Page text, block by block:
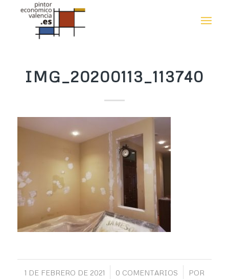
IMG_20200113_113740
1 DE FEBRERO DE 2021
/ 0 COMENTARIOS
/
POR